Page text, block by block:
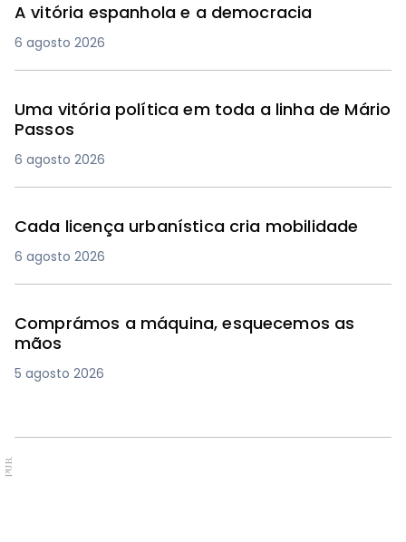
A vitória espanhola e a democracia
6 agosto 2026
Uma vitória política em toda a linha de Mário
Passos
6 agosto 2026
Cada licença urbanística cria mobilidade
6 agosto 2026
Comprámos a máquina, esquecemos as
mãos
5 agosto 2026
PUB.